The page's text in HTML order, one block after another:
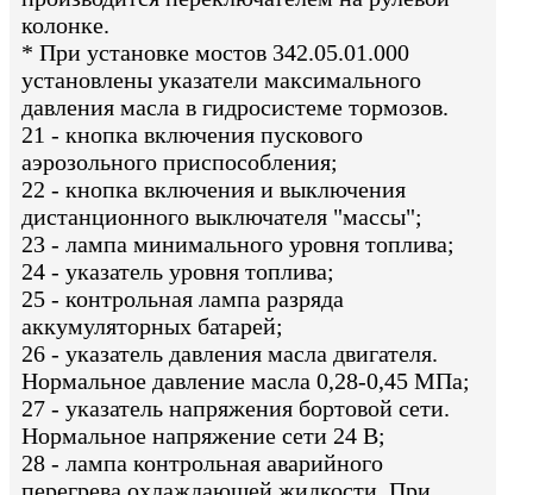
колонке.
* При установке мостов 342.05.01.000
установлены указатели максимального
давления масла в гидросистеме тормозов.
21 - кнопка включения пускового
аэрозольного приспособления;
22 - кнопка включения и выключения
дистанционного выключателя "массы";
23 - лампа минимального уровня топлива;
24 - указатель уровня топлива;
25 - контрольная лампа разряда
аккумуляторных батарей;
26 - указатель давления масла двигателя.
Нормальное давление масла 0,28-0,45 МПа;
27 - указатель напряжения бортовой сети.
Нормальное напряжение сети 24 В;
28 - лампа контрольная аварийного